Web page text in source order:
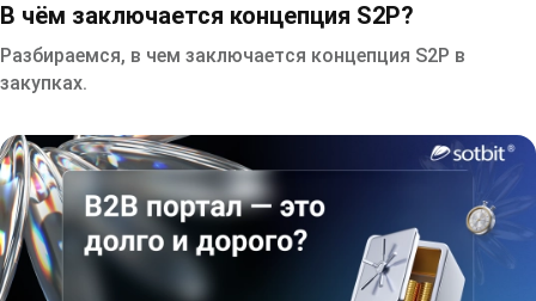
В чём заключается концепция S2P?
Разбираемся, в чем заключается концепция S2P в
закупках.